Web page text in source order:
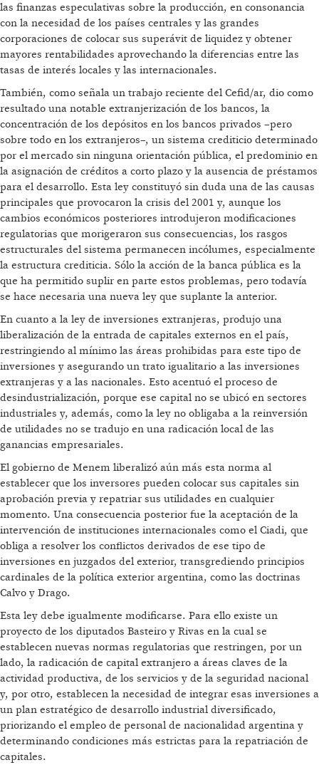
las finanzas especulativas sobre la producción, en consonancia
con la necesidad de los países centrales y las grandes
corporaciones de colocar sus superávit de liquidez y obtener
mayores rentabilidades aprovechando la diferencias entre las
tasas de interés locales y las internacionales.
También, como señala un trabajo reciente del Cefid/ar, dio como
resultado una notable extranjerización de los bancos, la
concentración de los depósitos en los bancos privados –pero
sobre todo en los extranjeros–, un sistema crediticio determinado
por el mercado sin ninguna orientación pública, el predominio en
la asignación de créditos a corto plazo y la ausencia de préstamos
para el desarrollo. Esta ley constituyó sin duda una de las causas
principales que provocaron la crisis del 2001 y, aunque los
cambios económicos posteriores introdujeron modificaciones
regulatorias que morigeraron sus consecuencias, los rasgos
estructurales del sistema permanecen incólumes, especialmente
la estructura crediticia. Sólo la acción de la banca pública es la
que ha permitido suplir en parte estos problemas, pero todavía
se hace necesaria una nueva ley que suplante la anterior.
En cuanto a la ley de inversiones extranjeras, produjo una
liberalización de la entrada de capitales externos en el país,
restringiendo al mínimo las áreas prohibidas para este tipo de
inversiones y asegurando un trato igualitario a las inversiones
extranjeras y a las nacionales. Esto acentuó el proceso de
desindustrialización, porque ese capital no se ubicó en sectores
industriales y, además, como la ley no obligaba a la reinversión
de utilidades no se tradujo en una radicación local de las
ganancias empresariales.
El gobierno de Menem liberalizó aún más esta norma al
establecer que los inversores pueden colocar sus capitales sin
aprobación previa y repatriar sus utilidades en cualquier
momento. Una consecuencia posterior fue la aceptación de la
intervención de instituciones internacionales como el Ciadi, que
obliga a resolver los conflictos derivados de ese tipo de
inversiones en juzgados del exterior, transgrediendo principios
cardinales de la política exterior argentina, como las doctrinas
Calvo y Drago.
Esta ley debe igualmente modificarse. Para ello existe un
proyecto de los diputados Basteiro y Rivas en la cual se
establecen nuevas normas regulatorias que restringen, por un
lado, la radicación de capital extranjero a áreas claves de la
actividad productiva, de los servicios y de la seguridad nacional
y, por otro, establecen la necesidad de integrar esas inversiones a
un plan estratégico de desarrollo industrial diversificado,
priorizando el empleo de personal de nacionalidad argentina y
determinando condiciones más estrictas para la repatriación de
capitales.